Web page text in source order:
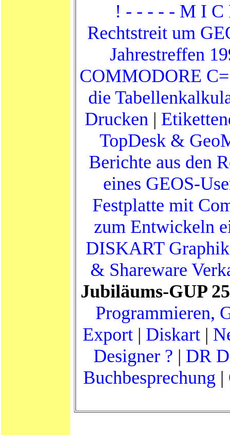
! - - - - - M I
Rechtstreit um
Jahrestreffen
COMMODORE
die
Drucken |
TopDesk &
Berichte aus den
eines GEOS-
Festplatte mit
zum Entwickeln
DISKART
& Shareware
Jubiläums-GUP 25
Programmieren,
Export | Diskart |
Designer ? | DR
Buchbesprechung |